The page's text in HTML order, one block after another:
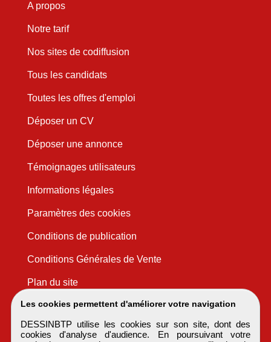
Les cookies permettent d'améliorer votre navigation
DESSINBTP utilise les cookies sur son site, dont des
cookies d'analyse d'audience. En poursuivant votre
A propos
Notre tarif
Nos sites de codiffusion
Tous les candidats
Toutes les offres d'emploi
Déposer un CV
Déposer une annonce
Témoignages utilisateurs
Informations légales
Paramètres des cookies
Conditions de publication
Conditions Générales de Vente
Plan du site